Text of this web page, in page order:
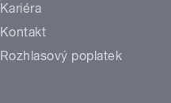
Kariéra
Kontakt
Rozhlasový poplatek